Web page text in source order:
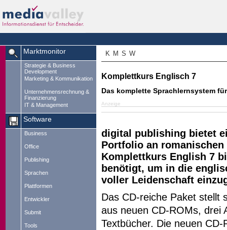
Marktmonitor
Strategie & Business
Development
Marketing & Kommunikation
Unternehmensrechnung &
Finanzierung
IT & Management
Software
Business
Office
Publishing
Sprachen
Plattformen
Entwickler
Submit
Tools
K M S W
Komplettkurs Englisch 7
Das komplette Sprachlernsystem
Anzeige
digital publishing bietet
Portfolio an romanischen
Komplettkurs English 7
benötigt, um in die
voller Leidenschaft
Das CD-reiche Paket stellt
aus neuen CD-ROMs, drei
Textbücher. Die neuen